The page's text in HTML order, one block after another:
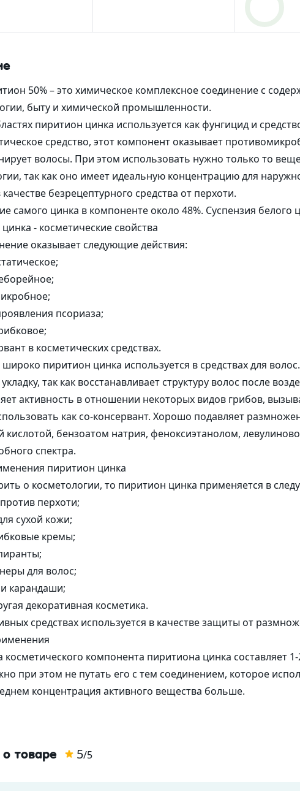
компоненты
комплексы
и Гидролизаты
Корзинки из шпона
Наполнитель
50% – это химическое комплексное соединение с
быту и химической промышленности.
пиритион цинка используется как фунгицид и
средство, этот компонент оказывает
волосы. При этом использовать нужно только то
так как оно имеет идеальную концентрацию для
безрецептурного средства от перхоти.
самого цинка в компоненте около 48%. Суспензия белого
- косметические свойства
оказывает следующие действия:
псориаза;
в косметических средствах.
пиритион цинка используется в средствах для
так как восстанавливает структуру волос после
активность в отношении некоторых видов грибов,
как со-консервант. Хорошо подавляет
кислотой, бензоатом натрия, феноксиэтанолом,
спектра.
пиритион цинка
о косметологии, то пиритион цинка применяется в
перхоти;
сухой кожи;
кремы;
для волос;
карандаши;
декоративная косметика.
средствах используется в качестве защиты от
косметического компонента пиритиона цинка составляет 1-
при этом не путать его с тем соединением, которое
концентрация активного вещества больше.
товаре 5/5